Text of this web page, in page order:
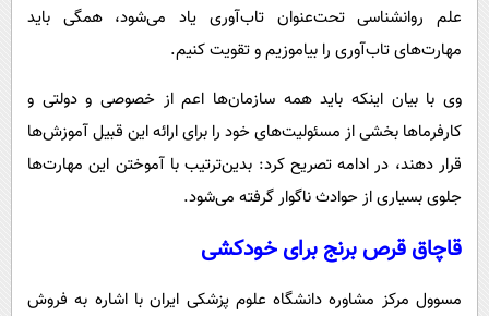
علم روانشناسی تحت‌عنوان تاب‌آوری یاد می‌شود، همگی باید
مهارت‌های تاب‌آوری را بیاموزیم و تقویت کنیم.
وی با بیان اینکه باید همه سازمان‌ها اعم از خصوصی و دولتی و
کارفرماها بخشی از مسئولیت‌های خود را برای ارائه این قبیل آموزش‌ها
قرار دهند، در ادامه تصریح کرد: بدین‌ترتیب با آموختن این مهارت‌ها
جلوی بسیاری از حوادث ناگوار گرفته می‌شود.
قاچاق قرص برنج برای خودکشی
مسوول مرکز مشاوره دانشگاه علوم پزشکی ایران با اشاره به فروش